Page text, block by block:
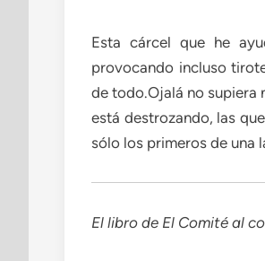
Esta cárcel que he
provocando incluso
de todo.Ojalá no supiera
está destrozando, las
sólo los primeros de una
El libro de El Comité al